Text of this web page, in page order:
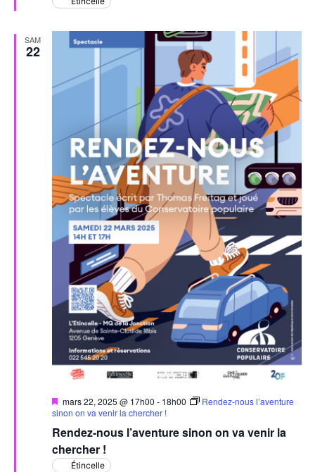
SAM
22
Rendez-nous l’aventure sinon on va venir la
chercher !
Mis
en
mars 22, 2025 @ 17h00 - 18h00
Rendez-nous l’aventure
sinon on va venir la chercher !
Étincelle